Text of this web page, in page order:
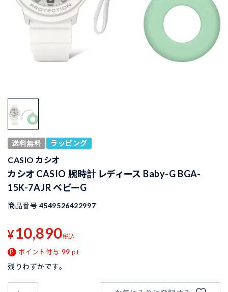
送料無料 ラッピング
CASIO カシオ
カシオ CASIO 腕時計 レディース Baby-G BGA-
15K-7AJR ベビーG
商品番号 4549526422997
¥10,890税込
ポイント付与 99 pt
残りわずかです。